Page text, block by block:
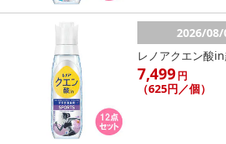
・賞味期限：製造日より180日以上（詳細
2026/08/
レノアクエン酸in
7,499円
（625円／個）